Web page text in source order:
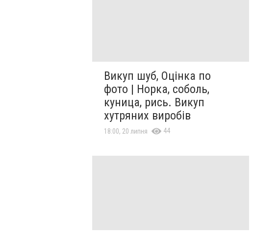
Викуп шуб, Оцінка по
фото | Норка, соболь,
куница, рись. Викуп
хутряних виробів
18:00, 20 липня 44